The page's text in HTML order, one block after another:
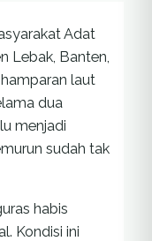
Adat
Lebak, Banten,
laut
dua
menjadi
sudah tak
habis
Kondisi ini